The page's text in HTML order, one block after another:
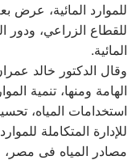
للموارد المائية، عرض
للقطاع الزراعي، ودور
المائية.
وقال الدكتور خالد
الهامة ومنها، تنمية
استخدامات المياه،
للإدارة المتكاملة
مصادر المياه فى مصر،